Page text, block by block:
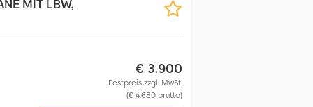
MIT LBW,
€ 3.900
Festpreis zzgl. MwSt.
(€ 4.680 brutto)